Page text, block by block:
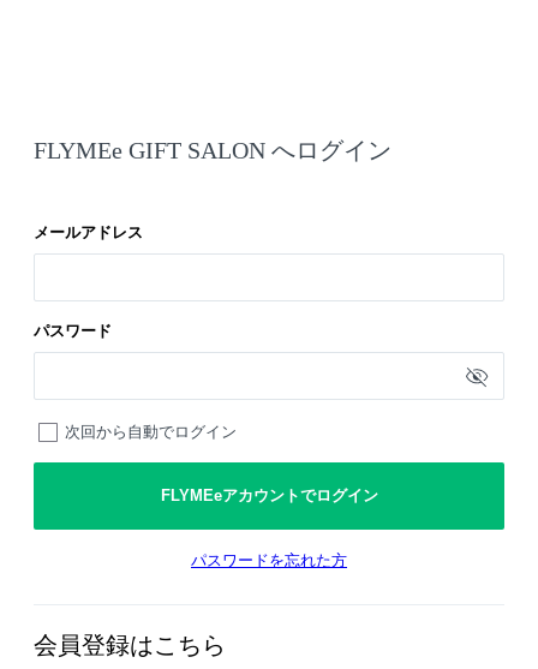
FLYMEe GIFT SALON へログイン
メールアドレス
パスワード
次回から自動でログイン
FLYMEeアカウントでログイン
パスワードを忘れた方
会員登録はこちら